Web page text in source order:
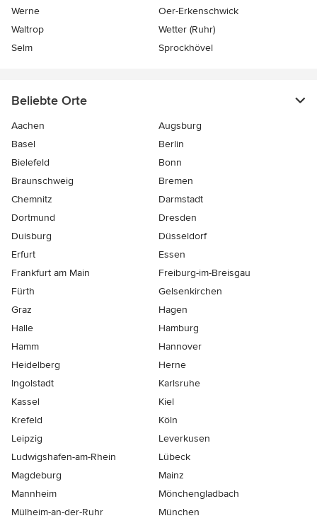
Werne
Oer-Erkenschwick
Waltrop
Wetter (Ruhr)
Selm
Sprockhövel
Beliebte Orte
Aachen
Augsburg
Basel
Berlin
Bielefeld
Bonn
Braunschweig
Bremen
Chemnitz
Darmstadt
Dortmund
Dresden
Duisburg
Düsseldorf
Erfurt
Essen
Frankfurt am Main
Freiburg-im-Breisgau
Fürth
Gelsenkirchen
Graz
Hagen
Halle
Hamburg
Hamm
Hannover
Heidelberg
Herne
Ingolstadt
Karlsruhe
Kassel
Kiel
Krefeld
Köln
Leipzig
Leverkusen
Ludwigshafen-am-Rhein
Lübeck
Magdeburg
Mainz
Mannheim
Mönchen­gladbach
Mülheim-an-der-Ruhr
München